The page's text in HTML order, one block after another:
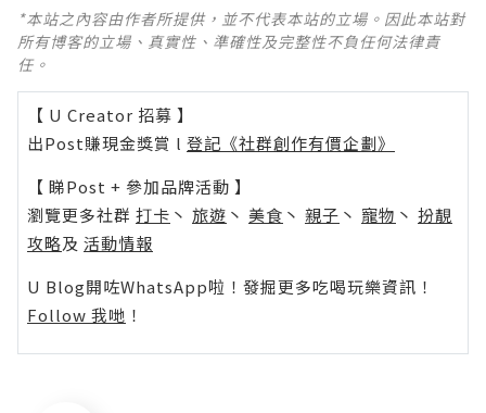
*本站之內容由作者所提供，並不代表本站的立場。因此本站對
所有博客的立場、真實性、準確性及完整性不負任何法律責
任。
【 U Creator 招募 】
出Post賺現金獎賞 l 登記《社群創作有價企劃》
【 睇Post + 參加品牌活動 】
瀏覽更多社群 打卡 丶 旅遊 丶 美食 丶 親子 丶 寵物 丶 扮靚
攻略及 活動情報
U Blog開咗WhatsApp啦！發掘更多吃喝玩樂資訊！
Follow 我哋 ！